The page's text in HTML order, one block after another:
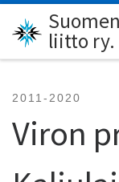
Skip to content
liitto ry.
2011-2020
Viron